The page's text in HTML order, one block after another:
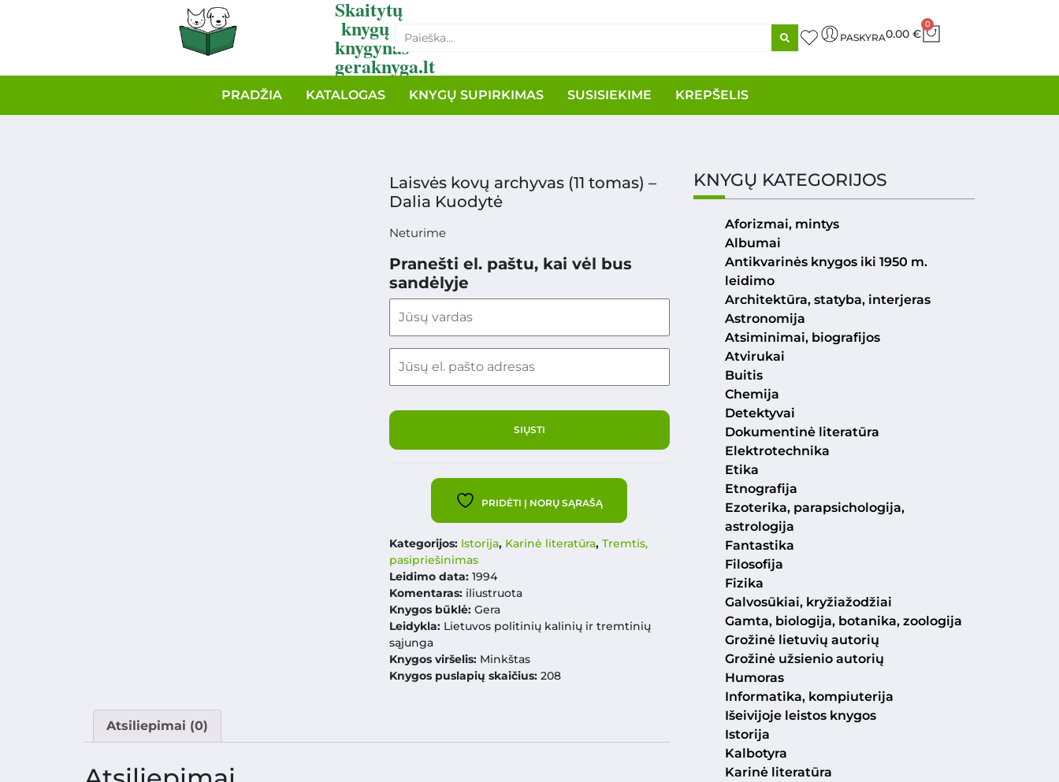
Skaitytų
knygų
knygynas
geraknyga.lt
PASKYRA0.00 €
0
PRADŽIA KATALOGAS KNYGŲ SUPIRKIMAS SUSISIEKIME KREPŠELIS
Laisvės kovų archyvas (11 tomas) –
Dalia Kuodytė
Neturime
Pranešti el. paštu, kai vėl bus
sandėlyje
PRIDĖTI Į NORŲ SĄRAŠĄ
Kategorijos: Istorija, Karinė literatūra, Tremtis,
pasipriešinimas
Leidimo data:1994
Komentaras: iliustruota
Knygos būklė: Gera
Leidykla:Lietuvos politinių kalinių ir tremtinių
sąjunga
Knygos viršelis: Minkštas
Knygos puslapių skaičius: 208
Atsiliepimai (0)
KNYGŲ KATEGORIJOS
Aforizmai, mintys
Albumai
Antikvarinės knygos iki 1950 m.
leidimo
Architektūra, statyba, interjeras
Astronomija
Atsiminimai, biografijos
Atvirukai
Buitis
Chemija
Detektyvai
Dokumentinė literatūra
Elektrotechnika
Etika
Etnografija
Ezoterika, parapsichologija,
astrologija
Fantastika
Filosofija
Fizika
Galvosūkiai, kryžiažodžiai
Gamta, biologija, botanika, zoologija
Grožinė lietuvių autorių
Grožinė užsienio autorių
Humoras
Informatika, kompiuterija
Išeivijoje leistos knygos
Istorija
Kalbotyra
Karinė literatūra